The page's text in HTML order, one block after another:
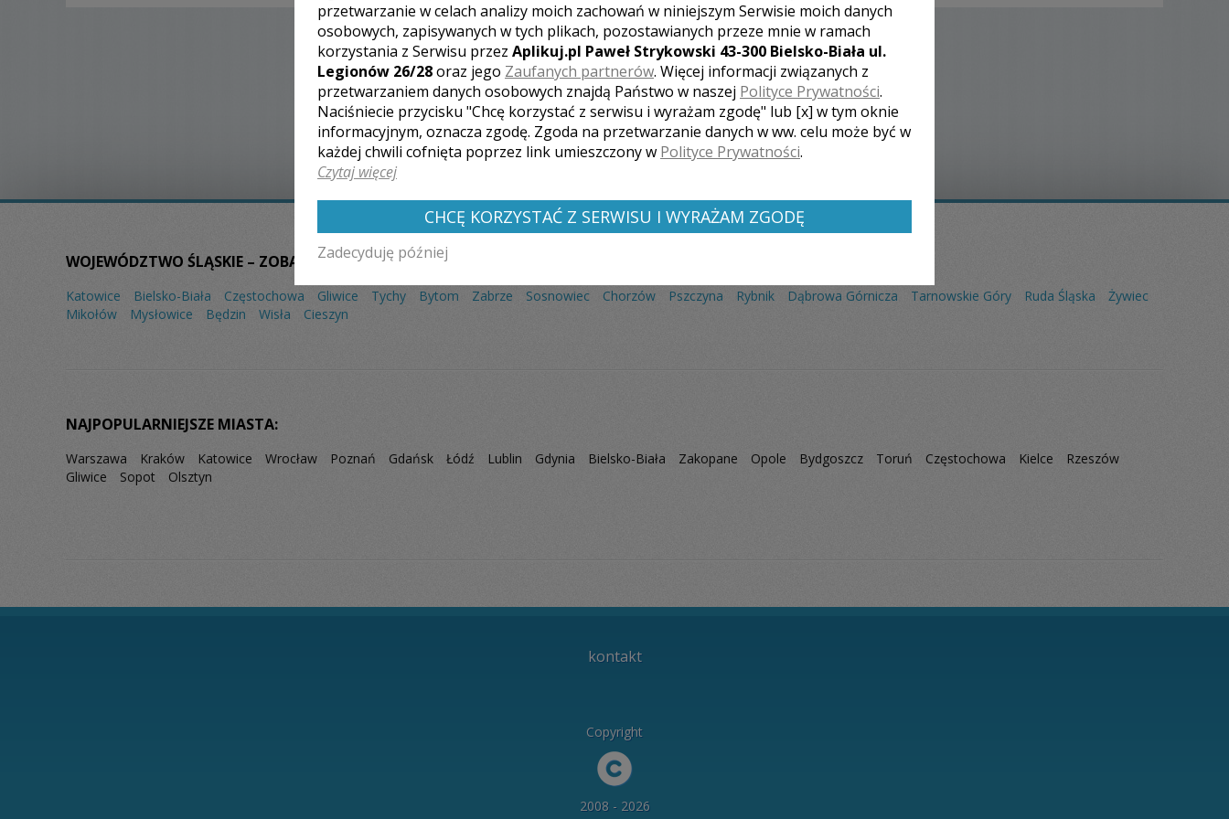
Liczba pozycji:3
WOJEWÓDZTWO ŚLĄSKIE – ZOBACZ LISTĘ FOTOGRAFÓW Z INNYCH MIAST:
Katowice Bielsko-Biała Częstochowa Gliwice Tychy Bytom Zabrze Sosnowiec Chorzów Pszczyna Rybnik Dąbrowa Górnicza Tarnowskie Góry Ruda Śląska
Żywiec
Mikołów
Mysłowice Będzin Wisła Cieszyn
NAJPOPULARNIEJSZE MIASTA:
Warszawa Kraków Katowice Wrocław Poznań Gdańsk Łódź Lublin Gdynia Bielsko-Biała Zakopane Opole Bydgoszcz Toruń Częstochowa Kielce
Rzeszów
Gliwice
Sopot Olsztyn
kontakt
Copyright
2008 - 2026
przetwarzanie w celach analizy moich zachowań w niniejszym Serwisie moich danych
osobowych, zapisywanych w tych plikach, pozostawianych przeze mnie w ramach
korzystania z Serwisu przez Aplikuj.pl Paweł Strykowski 43-300 Bielsko-Biała ul.
Legionów 26/28oraz jego Zaufanych partnerów. Więcej informacji związanych z
przetwarzaniem danych osobowych znajdą Państwo w naszej Polityce Prywatności.
Naciśniecie przycisku "Chcę korzystać z serwisu i wyrażam zgodę" lub [x] w tym oknie
informacyjnym, oznacza zgodę. Zgoda na przetwarzanie danych w ww. celu może być w
każdej chwili cofnięta poprzez link umieszczony w Polityce Prywatności.
Czytaj więcej
CHCĘ KORZYSTAĆ Z SERWISU I WYRAŻAM ZGODĘ
Zadecyduję później